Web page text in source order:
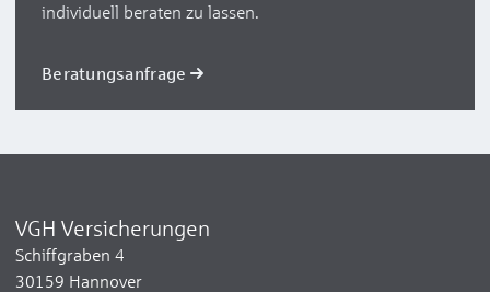
individuell beraten zu lassen.
Beratungsanfrage
VGH Versicherungen
Schiffgraben 4
30159 Hannover